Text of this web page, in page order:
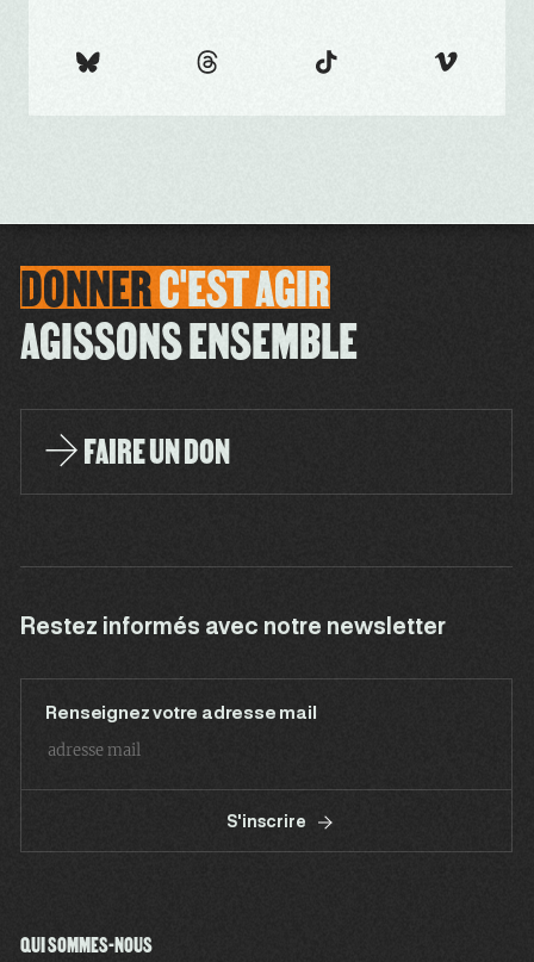
DONNERC'ESTAGIR
AGISSONS ENSEMBLE
FAIRE UN DON
Restez informés avec notre newsletter
Renseignez votre adresse mail
S'inscrire
QUI SOMMES-NOUS